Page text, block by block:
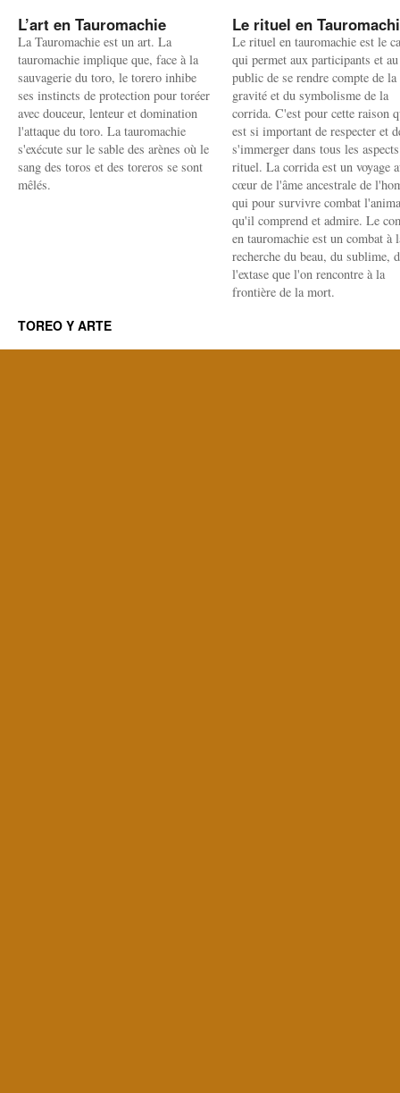
L’art en Tauromachie
La Tauromachie est un art. La
tauromachie implique que, face à la
sauvagerie du toro, le torero inhibe
ses instincts de protection pour toréer
avec douceur, lenteur et domination
l'attaque du toro. La tauromachie
s'exécute sur le sable des arènes où le
sang des toros et des toreros se sont
mêlés.
Le rituel en
Le rituel en tauromachie est le
qui permet aux participants et au
public de se rendre compte de la
gravité et du symbolisme de la
corrida. C'est pour cette raison
est si important de respecter et
s'immerger dans tous les
rituel. La corrida est un voyage
cœur de l'âme ancestrale de
qui pour survivre combat
qu'il comprend et admire. Le
en tauromachie est un combat à
recherche du beau, du sublime,
l'extase que l'on rencontre à la
frontière de la mort.
TOREO Y ARTE